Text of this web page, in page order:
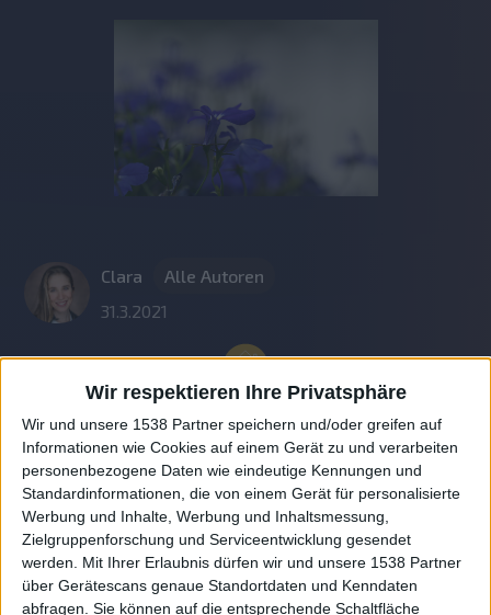
Wir respektieren Ihre Privatsphäre
Wir und unsere 1538 Partner speichern und/oder greifen auf
Informationen wie Cookies auf einem Gerät zu und verarbeiten
personenbezogene Daten wie eindeutige Kennungen und
Standardinformationen, die von einem Gerät für personalisierte
Werbung und Inhalte, Werbung und Inhaltsmessung,
Zielgruppenforschung und Serviceentwicklung gesendet
werden.
Mit Ihrer Erlaubnis dürfen wir und unsere 1538 Partner
über Gerätescans genaue Standortdaten und Kenndaten
abfragen. Sie können auf die entsprechende Schaltfläche
Clara
Alle Autoren
31.3.2021
Auf DESMONDO findet Ihr Inspirationen für
individuelles, gemütliches und intelligentes Wohnen,